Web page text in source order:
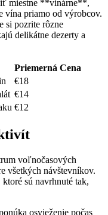
miestne **vinárne**,
vína priamo od výrobcov.
si pozrite rôzne
delikátne dezerty a
Priemerná Cena
€18
€14
€12
voľnočasových
všetkých návštevníkov.
sú navrhnuté tak,
osvieženie počas